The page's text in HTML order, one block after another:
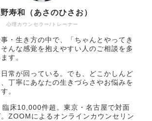
心理カウンセラー/トレーナー
寿和（あさのひさお）
・生き方の中で、「ちゃんとやってき
んな感覚を抱えやすい人のご相談を多
す。
常が回っている。でも、どこかしんど
丁寧にあなたの生きづらさやお悩みを
。
臨床10,000件超。東京・名古屋で対面
ZOOMによるオンラインカウンセリン